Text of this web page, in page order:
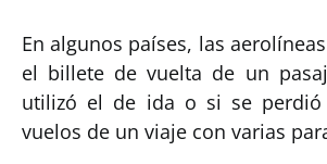
En algunos países, las
el billete de vuelta de un
utilizó el de ida o si se
vuelos de un viaje con varias